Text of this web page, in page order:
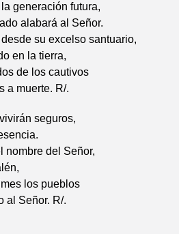
generación futura,
alabará al Señor.
su excelso santuario,
en la tierra,
de los cautivos
a muerte. R/.
seguros,
nombre del Señor,
los pueblos
al Señor. R/.